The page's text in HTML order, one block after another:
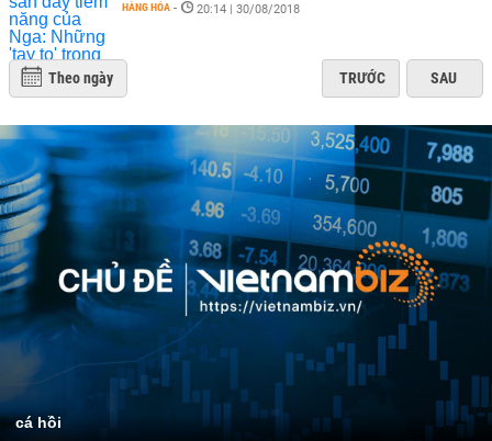
HÀNG HÓA - 20:14 | 30/08/2018
Theo ngày TRƯỚC SAU
cá hồi